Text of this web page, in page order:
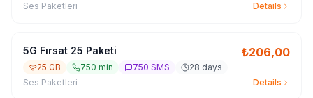
Ses Paketleri
Details
5G Fırsat 25 Paketi ₺206,00
25 GB 750 min 750 SMS
28 days
Ses Paketleri
Details